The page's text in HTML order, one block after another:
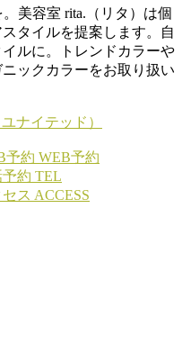
美容室 rita.（リタ）は個
タイルを提案します。自
ルに。トレンドカラーや
ックカラーをお取り扱い
WEB予約
TEL
ACCESS